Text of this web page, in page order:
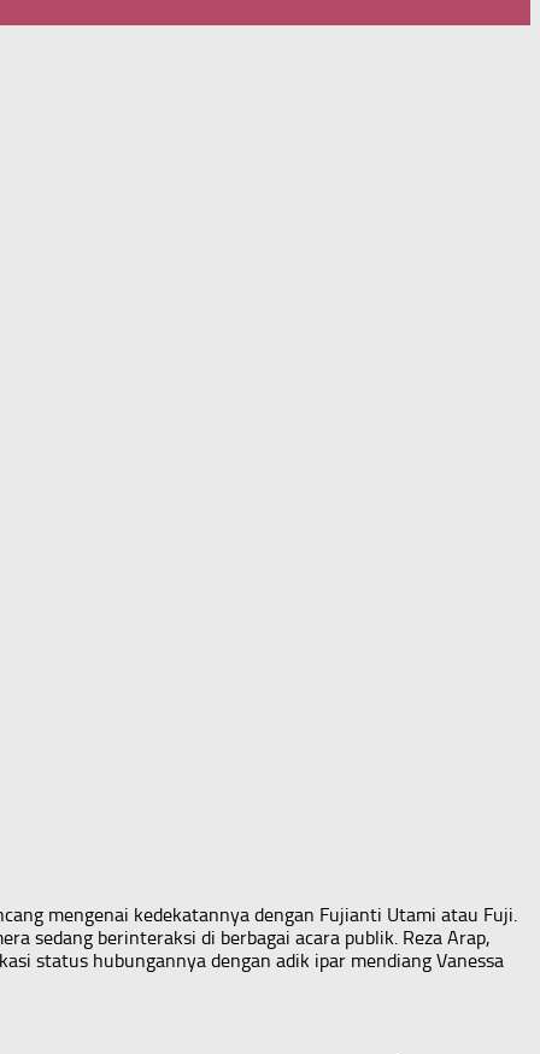
mengenai kedekatannya dengan Fujianti Utami atau Fuji.
sedang berinteraksi di berbagai acara publik. Reza Arap,
status hubungannya dengan adik ipar mendiang Vanessa